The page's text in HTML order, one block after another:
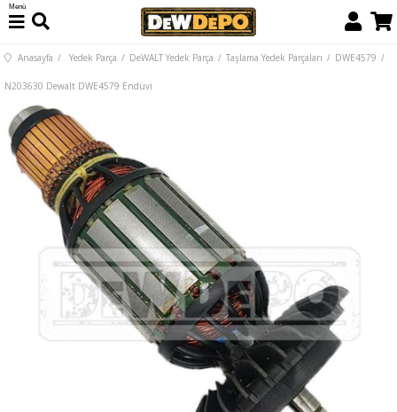
Menü
Anasayfa Yedek Parça DeWALT Yedek Parça Taşlama Yedek Parçaları DWE4579
N203630 Dewalt DWE4579 Endüvi